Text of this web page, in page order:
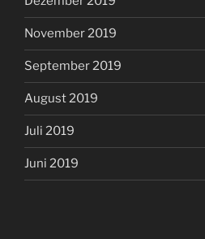
November 2019
September 2019
August 2019
Juli 2019
Juni 2019